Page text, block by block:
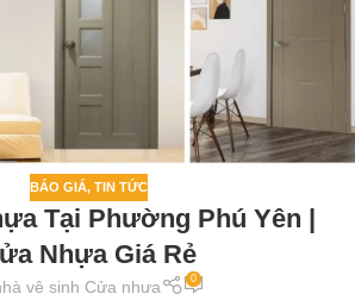
BÁO GIÁ, TIN TỨC
Tại Phường Phú Yên |
Nhựa Giá Rẻ
vệ sinh Cửa nhựa 0